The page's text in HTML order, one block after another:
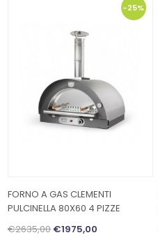
-25%
FORNO A GAS CLEMENTI
PULCINELLA 80X60 4 PIZZE
€2635,00 €1975,00